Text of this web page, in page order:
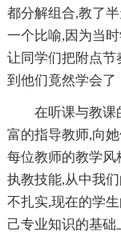
都分解组合,教了
一个比喻,因为当
让同学们把附点节
到他们竟然学会了
在听课与教课
富的指导教师,向
每位教师的教学风
执教技能,从中我
不扎实,现在的学
己专业知识的基